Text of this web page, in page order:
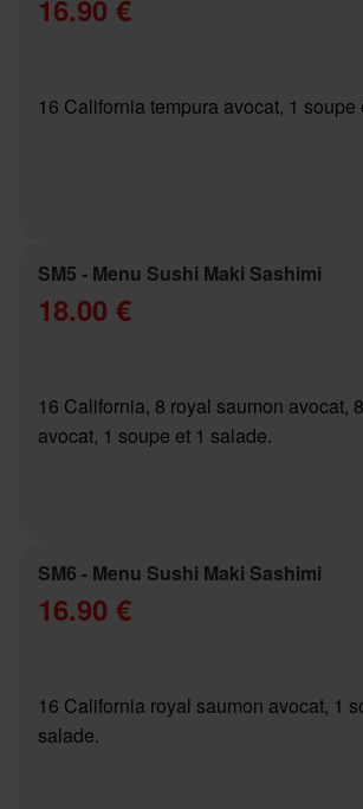
16.90 €
16 California tempura avocat, 1 soupe
SM5 - Menu Sushi Maki Sashimi
18.00 €
16 California, 8 royal saumon avocat,
avocat, 1 soupe et 1 salade.
SM6 - Menu Sushi Maki Sashimi
16.90 €
16 California royal saumon avocat, 1
salade.